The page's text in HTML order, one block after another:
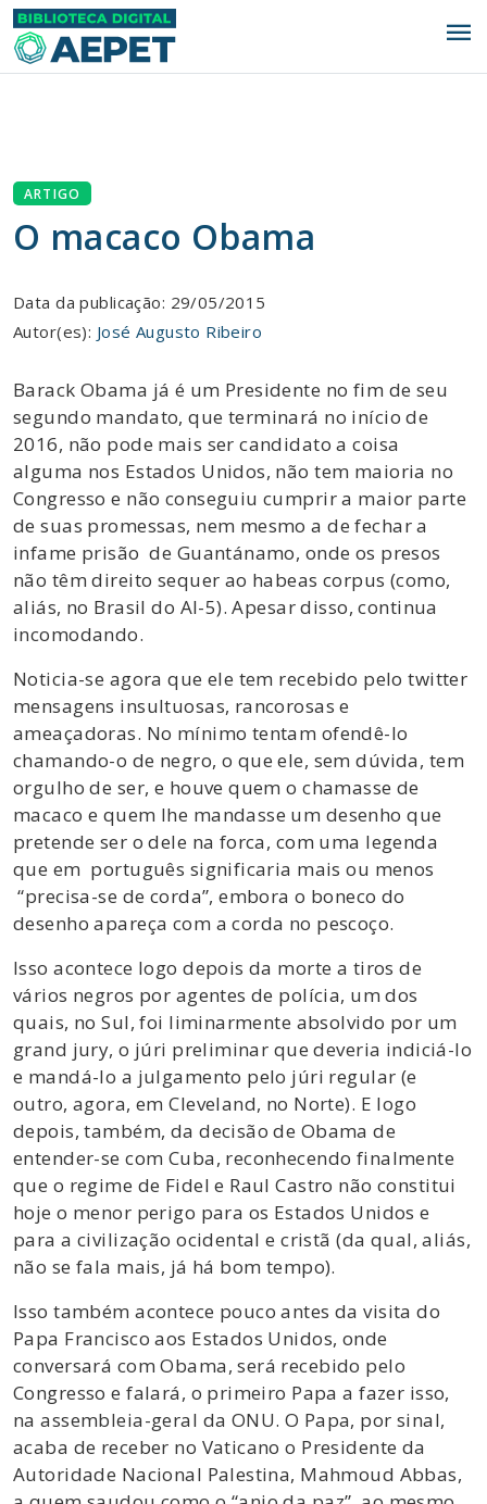
menu
ARTIGO
O macaco Obama
Data da publicação: 29/05/2015
Autor(es): José Augusto Ribeiro
Barack Obama já é um Presidente no fim de seu
segundo mandato, que terminará no início de
2016, não pode mais ser candidato a coisa
alguma nos Estados Unidos, não tem maioria no
Congresso e não conseguiu cumprir a maior parte
de suas promessas, nem mesmo a de fechar a
infame prisão de Guantánamo, onde os presos
não têm direito sequer ao habeas corpus (como,
aliás, no Brasil do AI-5). Apesar disso, continua
incomodando.
Noticia-se agora que ele tem recebido pelo twitter
mensagens insultuosas, rancorosas e
ameaçadoras. No mínimo tentam ofendê-lo
chamando-o de negro, o que ele, sem dúvida, tem
orgulho de ser, e houve quem o chamasse de
macaco e quem lhe mandasse um desenho que
pretende ser o dele na forca, com uma legenda
que em português significaria mais ou menos
“precisa-se de corda”, embora o boneco do
desenho apareça com a corda no pescoço.
Isso acontece logo depois da morte a tiros de
vários negros por agentes de polícia, um dos
quais, no Sul, foi liminarmente absolvido por um
grand jury, o júri preliminar que deveria indiciá-lo
e mandá-lo a julgamento pelo júri regular (e
outro, agora, em Cleveland, no Norte). E logo
depois, também, da decisão de Obama de
entender-se com Cuba, reconhecendo finalmente
que o regime de Fidel e Raul Castro não constitui
hoje o menor perigo para os Estados Unidos e
para a civilização ocidental e cristã (da qual, aliás,
não se fala mais, já há bom tempo).
Isso também acontece pouco antes da visita do
Papa Francisco aos Estados Unidos, onde
conversará com Obama, será recebido pelo
Congresso e falará, o primeiro Papa a fazer isso,
na assembleia-geral da ONU. O Papa, por sinal,
acaba de receber no Vaticano o Presidente da
Autoridade Nacional Palestina, Mahmoud Abbas,